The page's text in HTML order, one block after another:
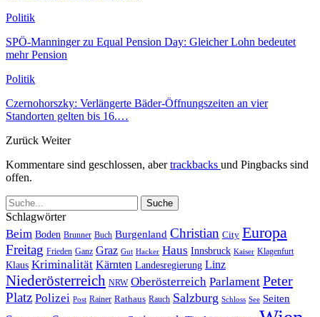
Politik
SPÖ-Manninger zu Equal Pension Day: Gleicher Lohn bedeutet
mehr Pension
Politik
Czernohorszky: Verlängerte Bäder-Öffnungszeiten an vier
Standorten gelten bis 16.…
Zurück Weiter
Kommentare sind geschlossen, abertrackbacks und Pingbacks sind
offen.
Schlagwörter
Beim Boden Brunner Buch Burgenland Christian City Europa
Freitag Frieden Ganz Graz Gut Hacker Haus Innsbruck Kaiser Klagenfurt
Klaus Kriminalität Kärnten Landesregierung Linz
Niederösterreich NRW Oberösterreich Parlament Peter
Platz Polizei Post Rainer Rathaus Rauch Salzburg Schloss See Seiten